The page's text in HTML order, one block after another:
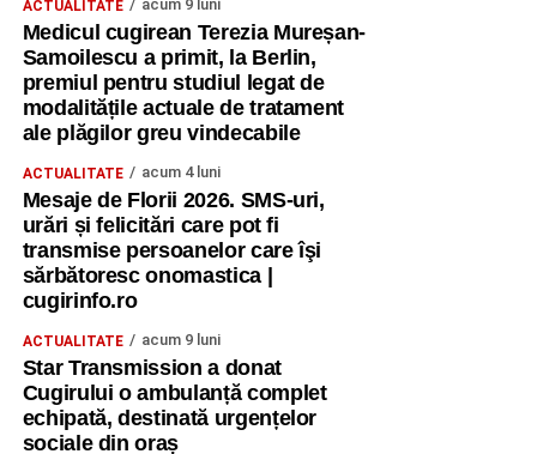
ACTUALITATE acum 9 luni
Medicul cugirean Terezia Mureșan-
Samoilescu a primit, la Berlin,
premiul pentru studiul legat de
modalitățile actuale de tratament
ale plăgilor greu vindecabile
ACTUALITATE acum 4 luni
Mesaje de Florii 2026. SMS-uri,
urări și felicitări care pot fi
transmise persoanelor care îşi
sărbătoresc onomastica |
cugirinfo.ro
ACTUALITATE acum 9 luni
Star Transmission a donat
Cugirului o ambulanță complet
echipată, destinată urgențelor
sociale din oraș